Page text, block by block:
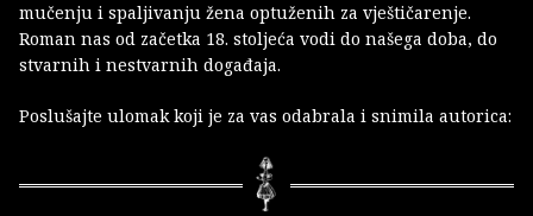
mučenju i spaljivanju žena optuženih za vještičarenje.
Roman nas od začetka 18. stoljeća vodi do našega doba, do
stvarnih i nestvarnih događaja.
Poslušajte ulomak koji je za vas odabrala i snimila autorica: